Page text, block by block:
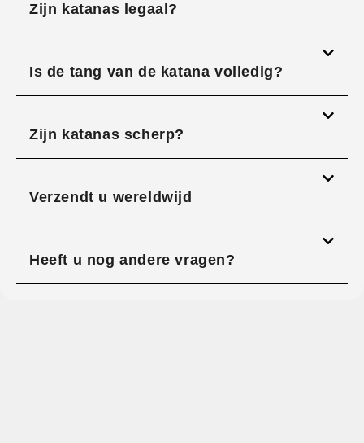
Zijn katanas legaal?
Is de tang van de katana volledig?
Zijn katanas scherp?
Verzendt u wereldwijd
Heeft u nog andere vragen?